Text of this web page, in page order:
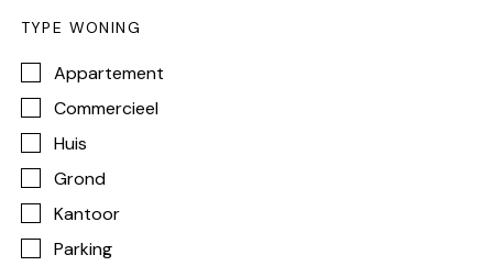
TYPE WONING
Appartement
Commercieel
Huis
Grond
Kantoor
Parking